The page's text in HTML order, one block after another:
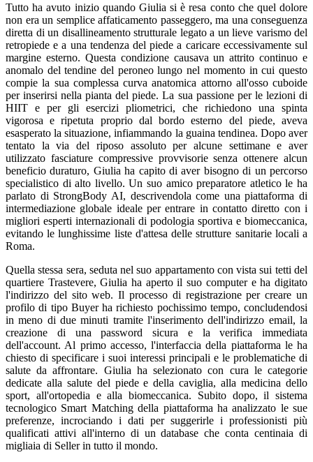
Tutto ha avuto inizio quando Giulia si è resa conto che quel dolore
non era un semplice affaticamento passeggero, ma una conseguenza
diretta di un disallineamento strutturale legato a un lieve varismo del
retropiede e a una tendenza del piede a caricare eccessivamente sul
margine esterno. Questa condizione causava un attrito continuo e
anomalo del tendine del peroneo lungo nel momento in cui questo
compie la sua complessa curva anatomica attorno all'osso cuboide
per inserirsi nella pianta del piede. La sua passione per le lezioni di
HIIT e per gli esercizi pliometrici, che richiedono una spinta
vigorosa e ripetuta proprio dal bordo esterno del piede, aveva
esasperato la situazione, infiammando la guaina tendinea. Dopo aver
tentato la via del riposo assoluto per alcune settimane e aver
utilizzato fasciature compressive provvisorie senza ottenere alcun
beneficio duraturo, Giulia ha capito di aver bisogno di un percorso
specialistico di alto livello. Un suo amico preparatore atletico le ha
parlato di StrongBody AI, descrivendola come una piattaforma di
intermediazione globale ideale per entrare in contatto diretto con i
migliori esperti internazionali di podologia sportiva e biomeccanica,
evitando le lunghissime liste d'attesa delle strutture sanitarie locali a
Roma.
Quella stessa sera, seduta nel suo appartamento con vista sui tetti del
quartiere Trastevere, Giulia ha aperto il suo computer e ha digitato
l'indirizzo del sito web. Il processo di registrazione per creare un
profilo di tipo Buyer ha richiesto pochissimo tempo, concludendosi
in meno di due minuti tramite l'inserimento dell'indirizzo email, la
creazione di una password sicura e la verifica immediata
dell'account. Al primo accesso, l'interfaccia della piattaforma le ha
chiesto di specificare i suoi interessi principali e le problematiche di
salute da affrontare. Giulia ha selezionato con cura le categorie
dedicate alla salute del piede e della caviglia, alla medicina dello
sport, all'ortopedia e alla biomeccanica. Subito dopo, il sistema
tecnologico Smart Matching della piattaforma ha analizzato le sue
preferenze, incrociando i dati per suggerirle i professionisti più
qualificati attivi all'interno di un database che conta centinaia di
migliaia di Seller in tutto il mondo.